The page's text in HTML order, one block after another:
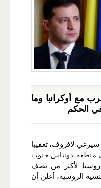
مع أوكرانيا وما
الحكم
لافروف، تعقيبا
دونباس جنوب
روسيا لأكثر من نصف
الروسية، أعلن أن